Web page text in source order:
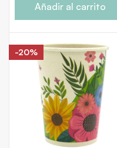
Añadir al carrito
-20%